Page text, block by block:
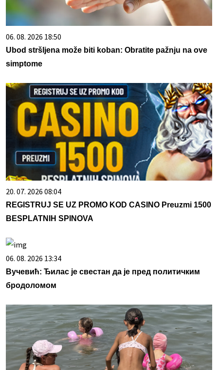
06. 08. 2026 18:50
Ubod stršljena može biti koban: Obratite pažnju na ove
simptome
20. 07. 2026 08:04
REGISTRUJ SE UZ PROMO KOD CASINO Preuzmi 1500
BESPLATNIH SPINOVA
06. 08. 2026 13:34
Вучевић: Ђилас је свестан да је пред политичким
бродоломом